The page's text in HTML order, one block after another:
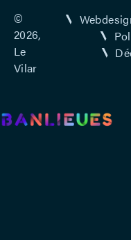
©
2026,
Le
Vilar